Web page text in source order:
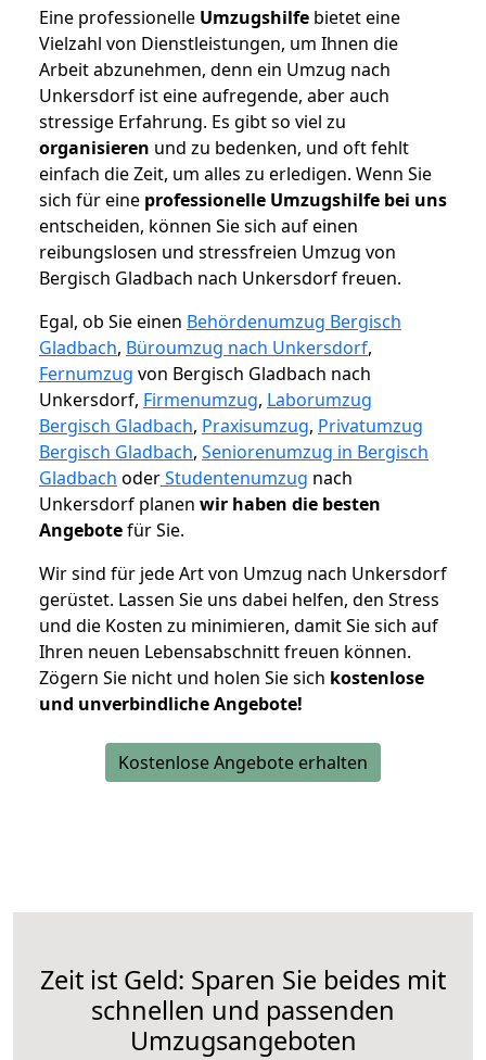
Eine professionelle Umzugshilfe bietet eine
Vielzahl von Dienstleistungen, um Ihnen die
Arbeit abzunehmen, denn ein Umzug nach
Unkersdorf ist eine aufregende, aber auch
stressige Erfahrung. Es gibt so viel zu
organisieren und zu bedenken, und oft fehlt
einfach die Zeit, um alles zu erledigen. Wenn Sie
sich für eine professionelle Umzugshilfe bei uns
entscheiden, können Sie sich auf einen
reibungslosen und stressfreien Umzug von
Bergisch Gladbach nach Unkersdorf freuen.
Egal, ob Sie einen Behördenumzug Bergisch
Gladbach, Büroumzug nach Unkersdorf,
Fernumzug von Bergisch Gladbach nach
Unkersdorf, Firmenumzug, Laborumzug
Bergisch Gladbach, Praxisumzug, Privatumzug
Bergisch Gladbach, Seniorenumzug in Bergisch
Gladbach oderStudentenumzug nach
Unkersdorf planen wir haben die besten
Angebotefür Sie.
Wir sind für jede Art von Umzug nach Unkersdorf
gerüstet. Lassen Sie uns dabei helfen, den Stress
und die Kosten zu minimieren, damit Sie sich auf
Ihren neuen Lebensabschnitt freuen können.
Zögern Sie nicht und holen Sie sich kostenlose
und unverbindliche Angebote!
Kostenlose Angebote erhalten
Zeit ist Geld: Sparen Sie beides mit
schnellen und passenden
Umzugsangeboten